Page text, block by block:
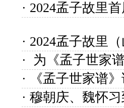
· 2024孟子故里
· 2024孟子故里
· 为《孟子世家
· 《孟子世家谱
· 穆朝庆、魏怀